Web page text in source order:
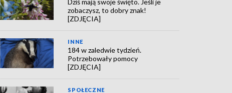
zobaczysz, to dobry znak!
[ZDJĘCIA]
INNE
184 w zaledwie tydzień.
Potrzebowały pomocy
[ZDJĘCIA]
SPOŁECZNE